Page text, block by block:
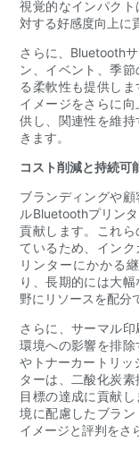
視覚的なインパク
対する好感度向上に
さらに、Bluetooth
ン、イベント、季
る柔軟性も提供し
イメージをさらに
供し、関連性を維
きます。
コスト削減と持続可
ブランディングや
ルBluetoothプリン
貢献します。これ
ているため、イン
リンターにかかる
り、長期的には大
野にリソースを配分
さらに、サーマル
環境への影響を排
やトナーカートリ
ターは、二酸化炭
目標の達成に貢献
境に配慮したブラ
イメージと評判をさ